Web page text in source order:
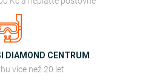
DIAMOND CENTRUM
více než 20 let